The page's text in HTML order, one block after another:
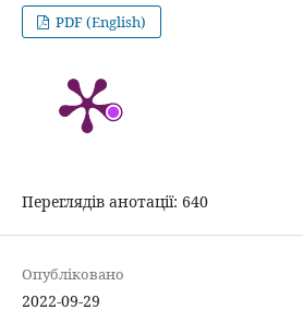
PDF (English)
Переглядів анотації: 640
Опубліковано
2022-09-29